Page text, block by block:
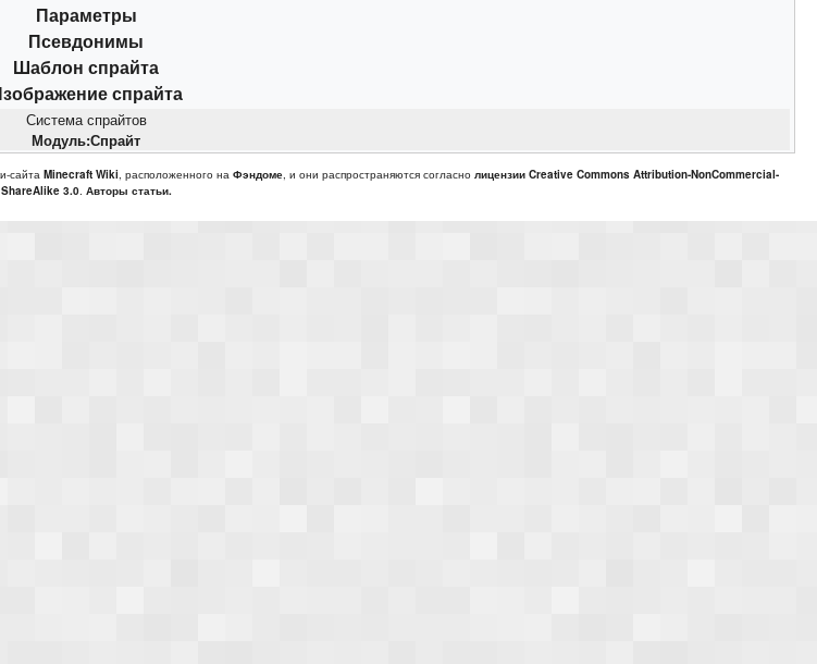
Параметры
Псевдонимы
Шаблон спрайта
спрайта
Система спрайтов
Модуль:Спрайт
сайта Minecraft Wiki, расположенного на Фэндоме, и они распространяются согласно лицензии Creative Commons Attribution-NonCommercial-
ShareAlike 3.0. Авторы статьи.